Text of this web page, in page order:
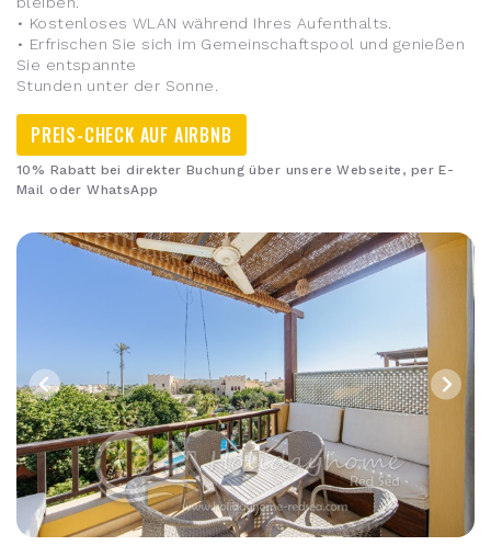
• Kostenloses WLAN während Ihres Aufenthalts.
• Erfrischen Sie sich im Gemeinschaftspool und genießen
Sie entspannte
Stunden unter der Sonne.
PREIS-CHECK AUF AIRBNB
10% Rabatt bei direkter Buchung über unsere Webseite, per E-
Mail oder WhatsApp